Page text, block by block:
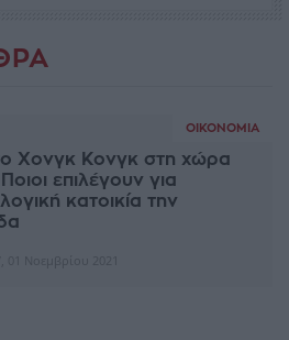
ΟΙΚΟΝΟΜΊΑ
Χονγκ Κονγκ στη χώρα
επιλέγουν για
κατοικία την